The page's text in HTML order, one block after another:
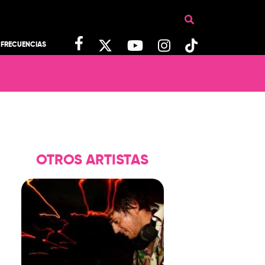
FRECUENCIAS
OTROS ARTISTAS